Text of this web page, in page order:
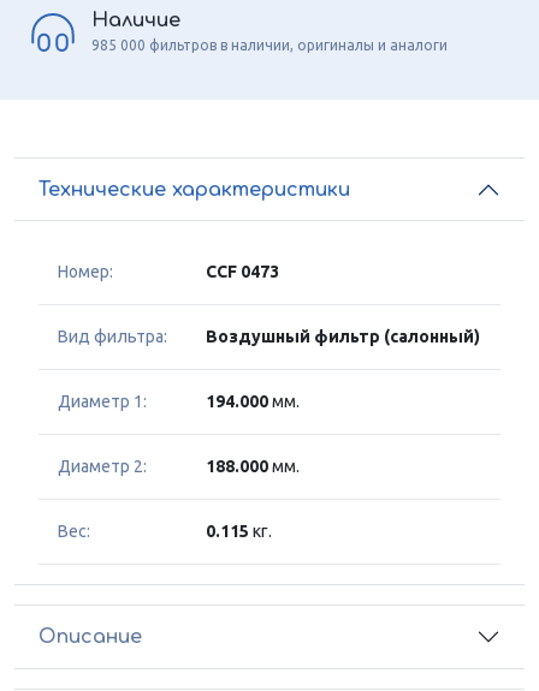
Наличие
985 000 фильтров в наличии, оригиналы и аналоги
Технические характеристики
Номер: CCF 0473
Вид фильтра: Воздушный фильтр (салонный)
Диаметр 1: 194.000мм.
Диаметр 2: 188.000мм.
Вес: 0.115 кг.
Описание